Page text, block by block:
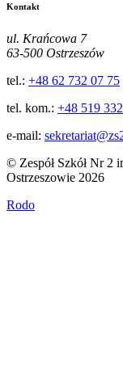
Kontakt
ul. Krańcowa 7
63-500 Ostrzeszów
tel.: +48 62 732 07 75
tel. kom.: +48 519
e-mail:
© Zespół Szkół Nr 2
Ostrzeszowie 2026
Rodo